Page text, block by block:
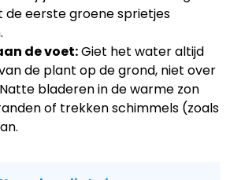
de eerste groene sprietjes
de voet:Giet het water altijd
de plant op de grond, niet over
bladeren in de warme zon
of trekken schimmels (zoals